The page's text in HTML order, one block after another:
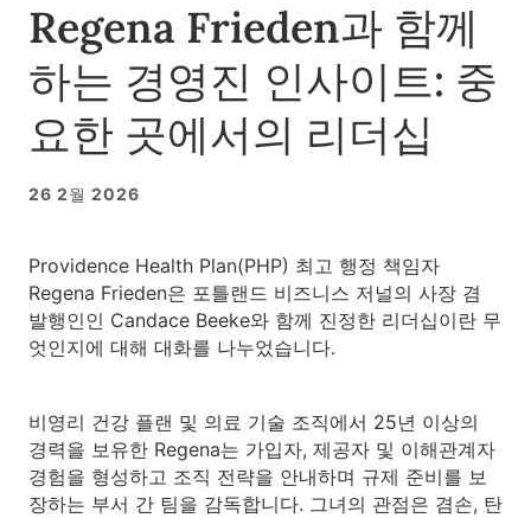
Regena Frieden과 함께
하는 경영진 인사이트: 중
요한 곳에서의 리더십
26 2월 2026
Providence Health Plan(PHP) 최고 행정 책임자
Regena Frieden은 포틀랜드 비즈니스 저널의 사장 겸
발행인인 Candace Beeke와 함께 진정한 리더십이란 무
엇인지에 대해 대화를 나누었습니다.
비영리 건강 플랜 및 의료 기술 조직에서 25년 이상의
경력을 보유한 Regena는 가입자, 제공자 및 이해관계자
경험을 형성하고 조직 전략을 안내하며 규제 준비를 보
장하는 부서 간 팀을 감독합니다. 그녀의 관점은 겸손, 탄